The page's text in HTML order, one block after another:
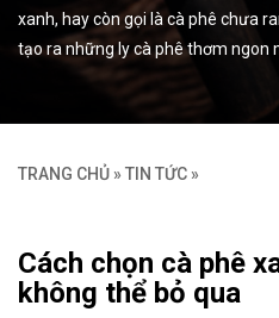
xanh, hay còn gọi là cà phê chưa
tạo ra những ly cà phê thơm ngon
TRANG CHỦ » TIN TỨC »
Cách chọn cà phê
không thể bỏ qua